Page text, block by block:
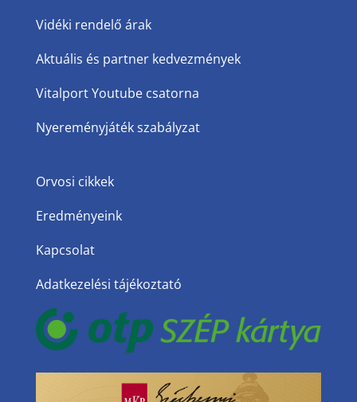
Vidéki rendelő árak
Aktuális és partner kedvezmények
Vitalport Youtube csatorna
Nyereményjáték szabályzat
Orvosi cikkek
Eredményeink
Kapcsolat
Adatkezelési tájékoztató